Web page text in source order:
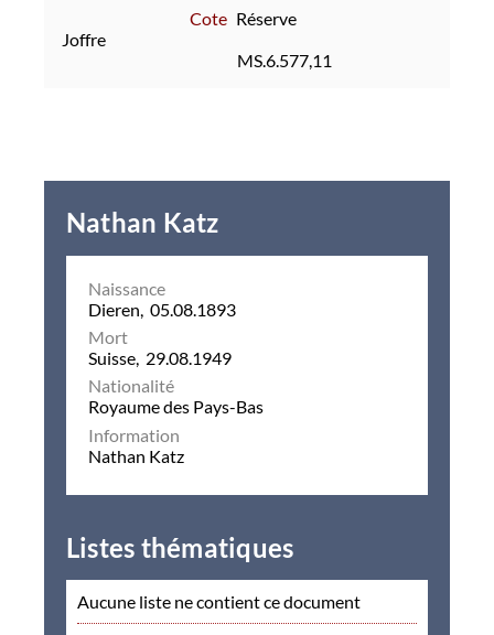
Cote Réserve
Joffre
MS.6.577,11
Nathan Katz
Naissance
Dieren, 05.08.1893
Mort
Suisse, 29.08.1949
Nationalité
Royaume des Pays-Bas
Information
Nathan Katz
Listes thématiques
Aucune liste ne contient ce document